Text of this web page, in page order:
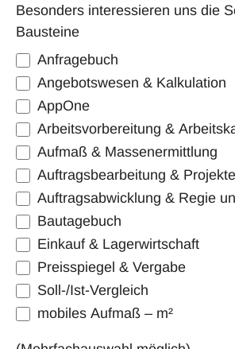
Besonders interessieren uns die
Bausteine
Anfragebuch
Angebotswesen & Kalkulation
AppOne
Arbeitsvorbereitung &
Aufmaß & Massenermittlung
Auftragsbearbeitung & Projekte
Auftragsabwicklung & Regie
Bautagebuch
Einkauf & Lagerwirtschaft
Preisspiegel & Vergabe
Soll-/Ist-Vergleich
mobiles Aufmaß – m²